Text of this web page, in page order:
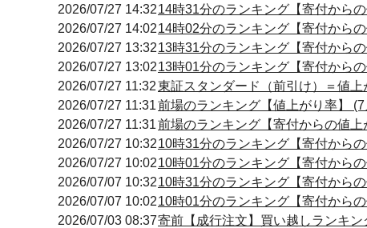
2026/07/27 14:3214時31分のランキング【寄付から
2026/07/27 14:0214時02分のランキング【寄付から
2026/07/27 13:3213時31分のランキング【寄付から
2026/07/27 13:0213時01分のランキング【寄付から
2026/07/27 11:32東証スタンダード（前引け）＝値
2026/07/27 11:31前場のランキング【値上がり率】
2026/07/27 11:31前場のランキング【寄付からの値
2026/07/27 10:3210時31分のランキング【寄付から
2026/07/27 10:0210時01分のランキング【寄付から
2026/07/07 10:3210時31分のランキング【寄付から
2026/07/07 10:0210時01分のランキング【寄付から
2026/07/03 08:37寄前【成行注文】買い越しランキ